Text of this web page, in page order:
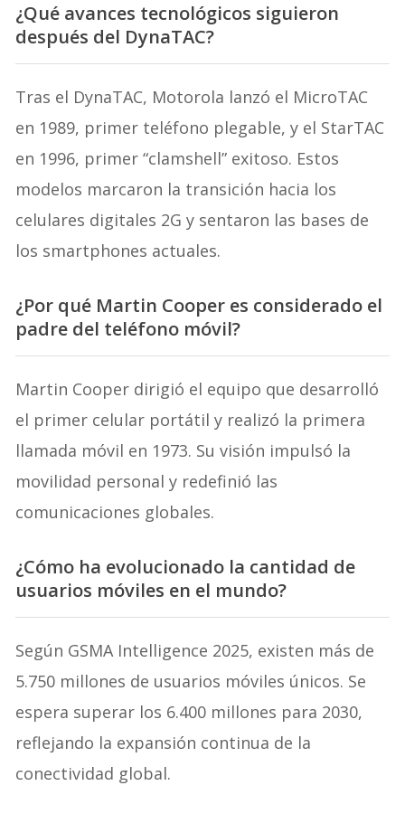
¿Qué avances tecnológicos siguieron
después del DynaTAC?
Tras el DynaTAC, Motorola lanzó el MicroTAC
en 1989, primer teléfono plegable, y el StarTAC
en 1996, primer “clamshell” exitoso. Estos
modelos marcaron la transición hacia los
celulares digitales 2G y sentaron las bases de
los smartphones actuales.
¿Por qué Martin Cooper es considerado el
padre del teléfono móvil?
Martin Cooper dirigió el equipo que desarrolló
el primer celular portátil y realizó la primera
llamada móvil en 1973. Su visión impulsó la
movilidad personal y redefinió las
comunicaciones globales.
¿Cómo ha evolucionado la cantidad de
usuarios móviles en el mundo?
Según GSMA Intelligence 2025, existen más de
5.750 millones de usuarios móviles únicos. Se
espera superar los 6.400 millones para 2030,
reflejando la expansión continua de la
conectividad global.